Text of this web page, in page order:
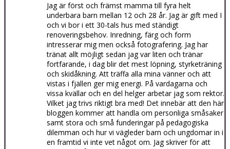
Jag är först och främst mamma till fyra helt
underbara barn mellan 12 och 28 år. Jag är gift med I
och vi bor i ett 30-tals hus med ständigt
renoveringsbehov. Inredning, färg och form
intresserar mig men också fotografering. Jag har
tränat allt möjligt sedan jag var liten och tränar
fortfarande, i dag blir det mest löpning, styrketräning
och skidåkning. Att träffa alla mina vänner och att
vistas i fjällen ger mig energi. På vardagarna och
vissa kvällar och en del helger arbetar jag som rektor.
Vilket jag trivs riktigt bra med! Det innebär att den här
bloggen kommer att handla om personliga småsaker
samt stora och små funderingar på pedagogiska
dilemman och hur vi vägleder barn och ungdomar in i
en framtid vi inte vet något om. Jag skriver för att